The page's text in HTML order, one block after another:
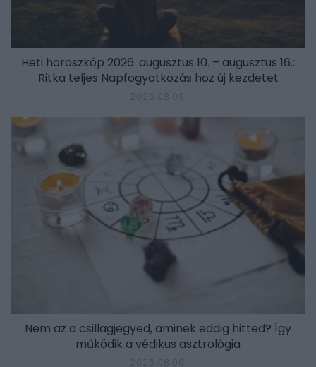
Heti horoszkóp 2026. augusztus 10. – augusztus 16.:
Ritka teljes Napfogyatkozás hoz új kezdetet
Nem az a csillagjegyed, aminek eddig hitted? Így
működik a védikus asztrológia